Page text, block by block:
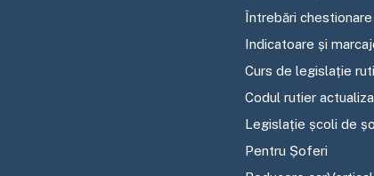
Întrebări
Indicatoare și
Curs de legislație
Codul rutier
Legislație școli de
Pentru Șoferi